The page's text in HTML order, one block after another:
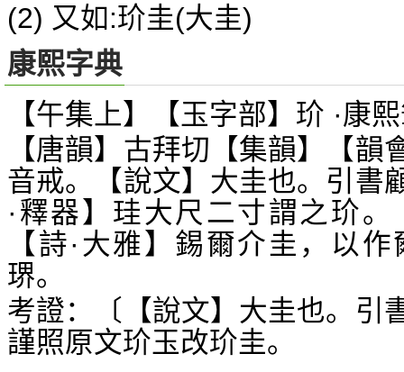
(2) 又如:玠圭(大圭)
康熙字典
【午集上】【玉字部】玠 ·康
【唐韻】古拜切【集韻】【韻
音戒。【說文】大圭也。引書
·釋器】珪大尺二寸謂之玠
【詩·大雅】錫爾介圭，以
琾。
考證：〔【說文】大圭也。
謹照原文玠玉改玠圭。